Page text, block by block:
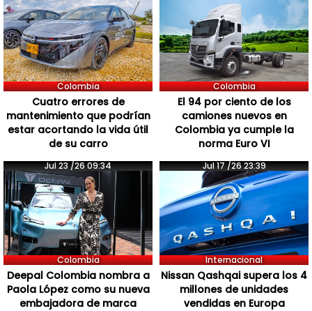
Colombia
Cuatro errores de
mantenimiento que podrían
estar acortando la vida útil
de su carro
Colombia
El 94 por ciento de los
camiones nuevos en
Colombia ya cumple la
norma Euro VI
Jul 23 /26 09:34
Colombia
Deepal Colombia nombra a
Paola López como su nueva
embajadora de marca
Jul 17 /26 23:39
Internacional
Nissan Qashqai supera los 4
millones de unidades
vendidas en Europa